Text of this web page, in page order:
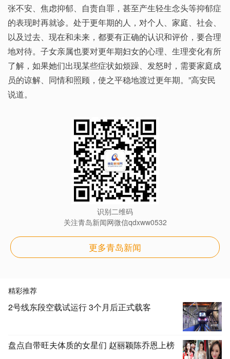
张不安、焦虑抑郁、自责自罪，甚至产生轻生念头等抑郁症
的表现时再就诊。处于更年期的人，对个人、家庭、社会、
以及过去、现在和未来，都要有正确的认识和评价，要合理
地对待。子女亲属也要对更年期妇女的心理、生理变化有所
了解，如果她们出现某些症状如烦躁、发怒时，需要家庭成
员的谅解、同情和照顾，使之平稳地渡过更年期。”高安民
说道。
识别二维码
关注青岛新闻网微信qdxww0532
更多青岛新闻
精彩推荐
2号线东段空载试运行 3个月后正式载客
盘点自带旺夫体质的女星们 赵丽颖陈乔恩上榜